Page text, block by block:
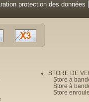
protection des données
STORE DE
Store à
Store à
Store